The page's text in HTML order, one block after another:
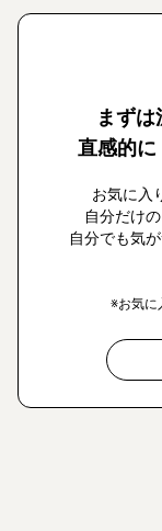
まずは
直感的に
お気に入
自分だけ
自分でも気
※お気に